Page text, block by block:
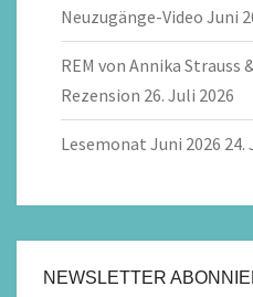
Neuzugänge-Video Juni
REM von Annika Strauss
Rezension 26. Juli 2026
Lesemonat Juni 2026 24.
NEWSLETTER